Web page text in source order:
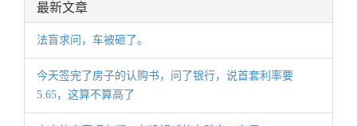
最新文章
法盲求问，车被砸了。
今天签完了房子的认购书，问了银行，说首套利率要
5.65，这算不算高了